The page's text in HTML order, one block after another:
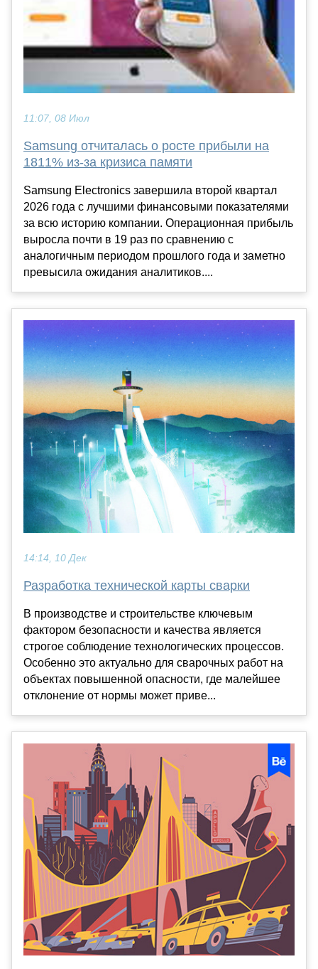
11:07, 08 Июл
Samsung отчиталась о росте прибыли на
1811% из-за кризиса памяти
Samsung Electronics завершила второй квартал
2026 года с лучшими финансовыми показателями
за всю историю компании. Операционная прибыль
выросла почти в 19 раз по сравнению с
аналогичным периодом прошлого года и заметно
превысила ожидания аналитиков....
14:14, 10 Дек
Разработка технической карты сварки
В производстве и строительстве ключевым
фактором безопасности и качества является
строгое соблюдение технологических процессов.
Особенно это актуально для сварочных работ на
объектах повышенной опасности, где малейшее
отклонение от нормы может приве...